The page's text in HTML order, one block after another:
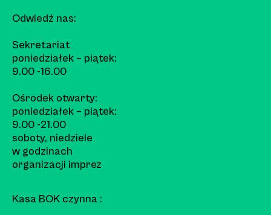
Odwiedź nas:
Sekretariat
poniedziałek – piątek:
9.00 -16.00
Ośrodek otwarty:
poniedziałek – piątek:
9.00 -21.00
soboty, niedziele
w godzinach
organizacji imprez
Kasa BOK czynna :